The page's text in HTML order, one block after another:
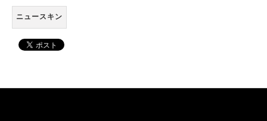
ニュースキン